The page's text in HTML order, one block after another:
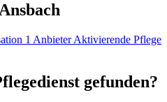
1 Anbieter Aktivierende Pflege
gefunden?